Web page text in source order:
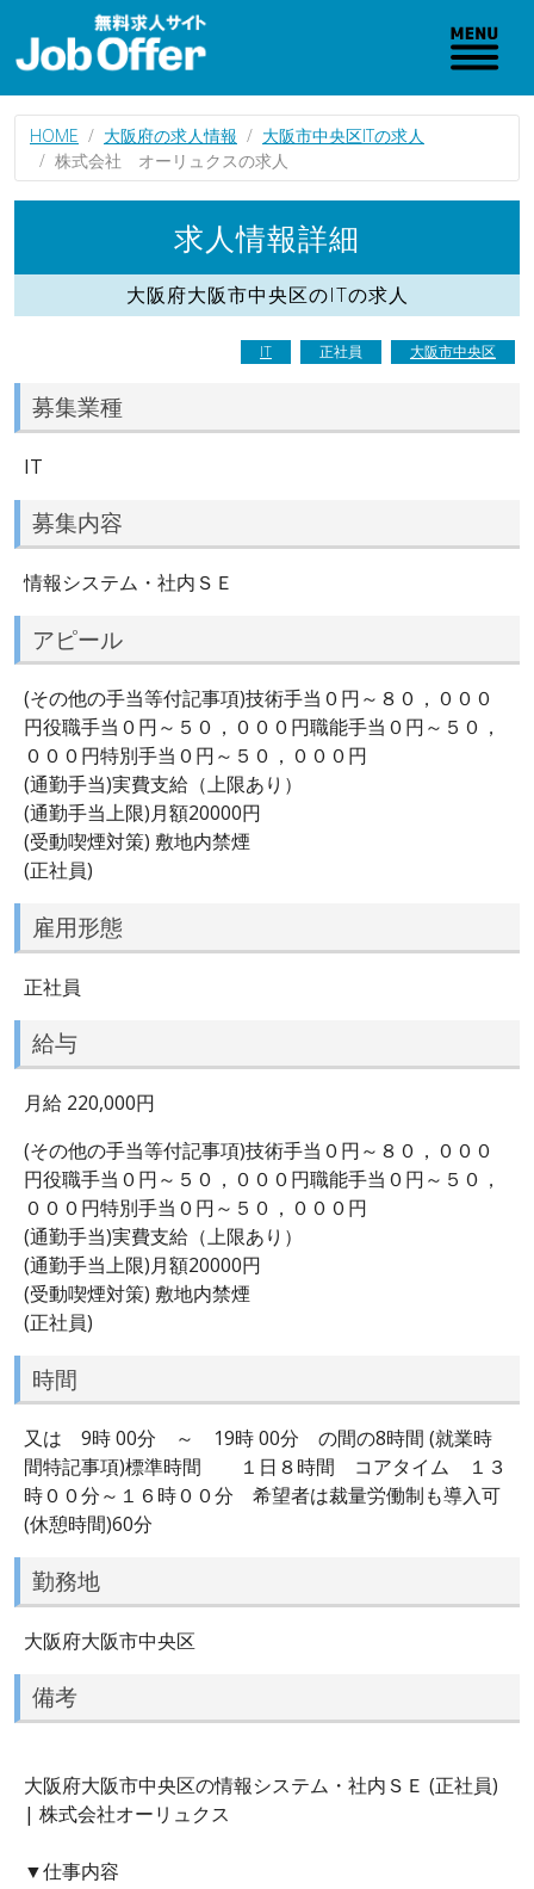
HOME 大阪府の求人情報
大阪市中央区ITの求人
株式会社 オーリュクスの求人
求人情報詳細
大阪府大阪市中央区のITの求人
IT 正社員 大阪市中央区
募集業種
IT
募集内容
情報システム・社内ＳＥ
アピール
(その他の手当等付記事項)技術手当０円～８０，０００
円役職手当０円～５０，０００円職能手当０円～５０，
０００円特別手当０円～５０，０００円
(通勤手当)実費支給（上限あり）
(通勤手当上限)月額20000円
(受動喫煙対策) 敷地内禁煙
(正社員)
雇用形態
正社員
給与
月給 220,000円
(その他の手当等付記事項)技術手当０円～８０，０００
円役職手当０円～５０，０００円職能手当０円～５０，
０００円特別手当０円～５０，０００円
(通勤手当)実費支給（上限あり）
(通勤手当上限)月額20000円
(受動喫煙対策) 敷地内禁煙
(正社員)
時間
又は 9時 00分 ～ 19時 00分 の間の8時間 (就業時
間特記事項)標準時間 １日８時間 コアタイム １３
時００分～１６時００分 希望者は裁量労働制も導入可
(休憩時間)60分
勤務地
大阪府大阪市中央区
備考
大阪府大阪市中央区の情報システム・社内ＳＥ (正社員)
| 株式会社オーリュクス
▼仕事内容